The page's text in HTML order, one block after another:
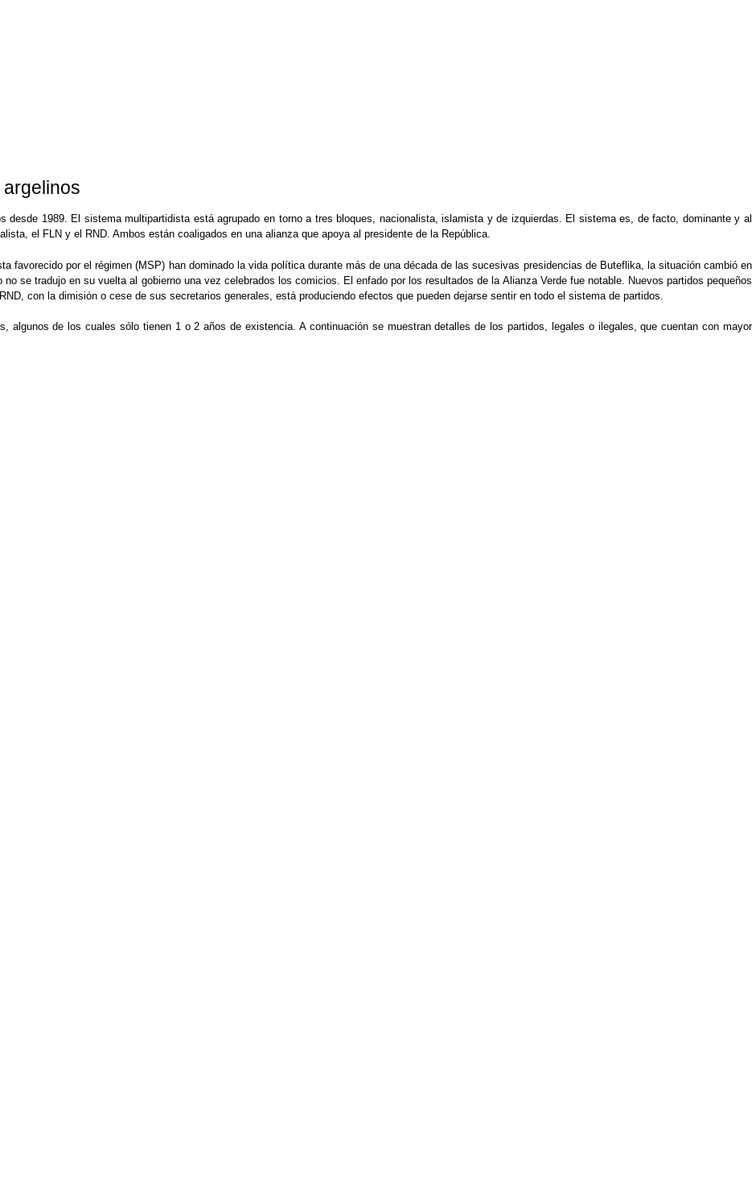
desde 1989. El sistema multipartidista está agrupado en torno a tres bloques, nacionalista, islamista y de izquierdas. El sistema es, de facto, dominante y al
el FLN y el RND. Ambos están coaligados en una alianza que apoya al presidente de la República.
favorecido por el régimen (MSP) han dominado la vida política durante más de una década de las sucesivas presidencias de Buteflika, la situación cambió en
se tradujo en su vuelta al gobierno una vez celebrados los comicios. El enfado por los resultados de la Alianza Verde fue notable. Nuevos partidos pequeños
con la dimisión o cese de sus secretarios generales, está produciendo efectos que pueden dejarse sentir en todo el sistema de partidos.
algunos de los cuales sólo tienen 1 o 2 años de existencia. A continuación se muestran detalles de los partidos, legales o ilegales, que cuentan con mayor